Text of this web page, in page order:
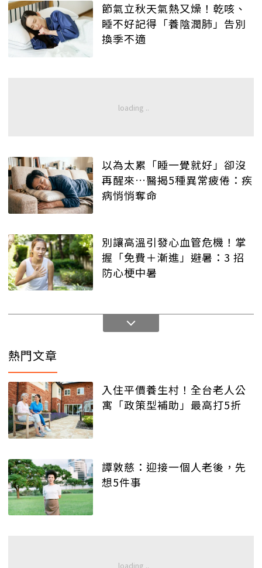
節氣立秋天氣熱又燥！乾咳、
睡不好記得「養陰潤肺」告別
換季不適
以為太累「睡一覺就好」卻沒
再醒來…醫揭5種異常疲倦：疾
病悄悄奪命
別讓高溫引發心血管危機！掌
握「免費＋漸進」避暑：3 招
防心梗中暑
熱門文章
入住平價養生村！全台老人公
寓「政策型補助」最高打5折
譚敦慈：迎接一個人老後，先
想5件事